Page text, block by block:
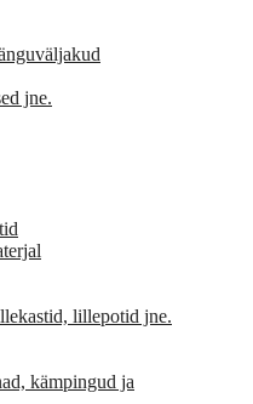
jne.
lillepotid jne.
kämpingud ja